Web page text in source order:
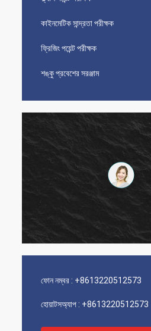
কাইনমেটিক সান্দ্রতা পরীক্ষক
ফ্রিজিং পয়েন্ট পরীক্ষক
শঙ্কু প্রবেশের সরঞ্জাম
ফোন নম্বর : +8613220512573
হোয়াটসঅ্যাপ : +8613220512573